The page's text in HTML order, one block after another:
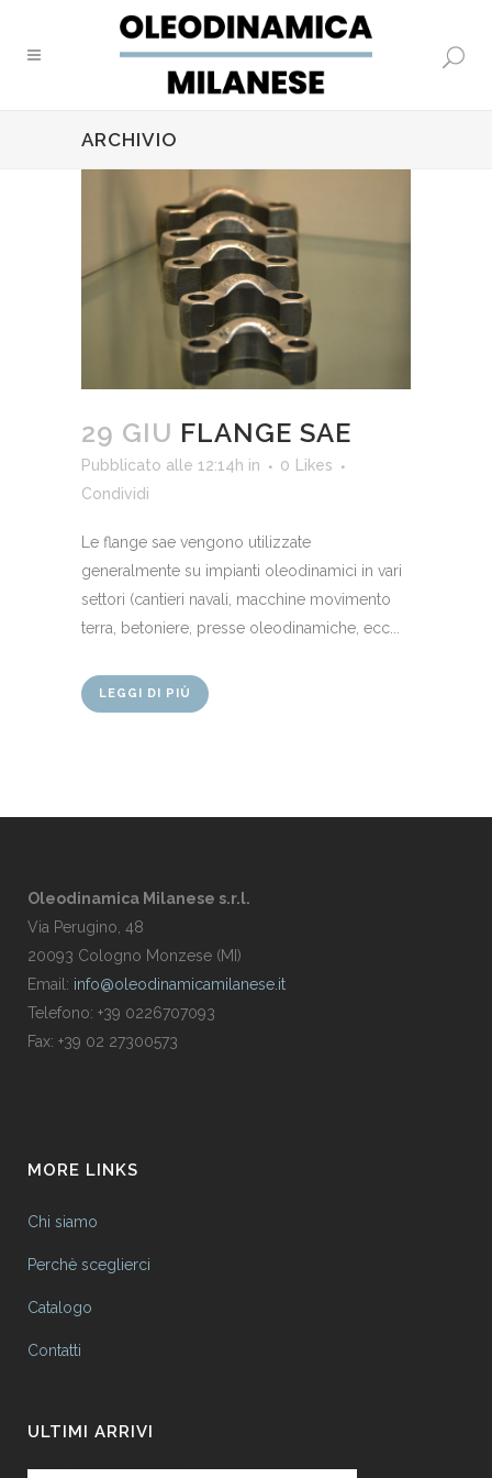
ARCHIVIO
29 GIU FLANGE SAE
Pubblicato alle 12:14h in 0
Likes
Condividi
Le flange sae vengono utilizzate
generalmente su impianti oleodinamici in vari
settori (cantieri navali, macchine movimento
terra, betoniere, presse oleodinamiche, ecc...
LEGGI DI PIÙ
Oleodinamica Milanese s.r.l.
Via Perugino, 48
20093 Cologno Monzese (MI)
Email: info@oleodinamicamilanese.it
Telefono: +39 0226707093
Fax: +39 02 27300573
MORE LINKS
Chi siamo
Perchè sceglierci
Catalogo
Contatti
ULTIMI ARRIVI